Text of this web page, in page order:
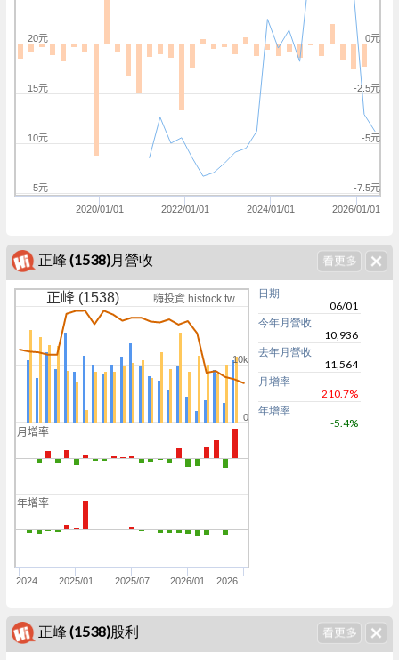
2020/01/01 2022/01/01 2024/01/01 2026/01/01
-7.5元
-5元
-2.5元
0元
5元
10元
15元
20元
正峰 (1538)月營收
月增率
年增率
正峰 (1538) 嗨投資 histock.tw
2024… 2025/01 2025/07 2026/01 2026…
0
10k
日期
06/01
今年月營收
10,936
去年月營收
11,564
月增率
210.7%
年增率
-5.4%
正峰 (1538)股利